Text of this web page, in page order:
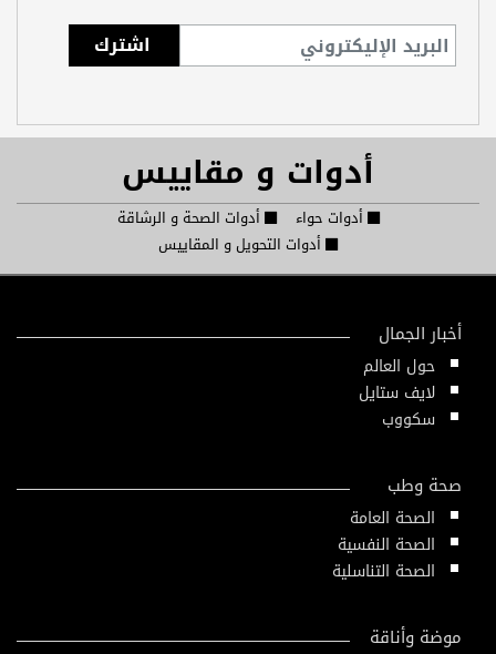
أدوات و مقاييس
أدوات حواء
أدوات الصحة و الرشاقة
أدوات التحويل و المقاييس
أخبار الجمال
حول العالم
لايف ستايل
سكووب
صحة وطب
الصحة العامة
الصحة النفسية
الصحة التناسلية
موضة وأناقة